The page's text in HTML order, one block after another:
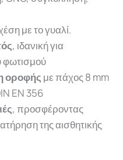
με το γυαλί.
, ιδανική για
φωτισμού
οροφής με πάχος 8 mm
EN 356
, προσφέροντας
της αισθητικής